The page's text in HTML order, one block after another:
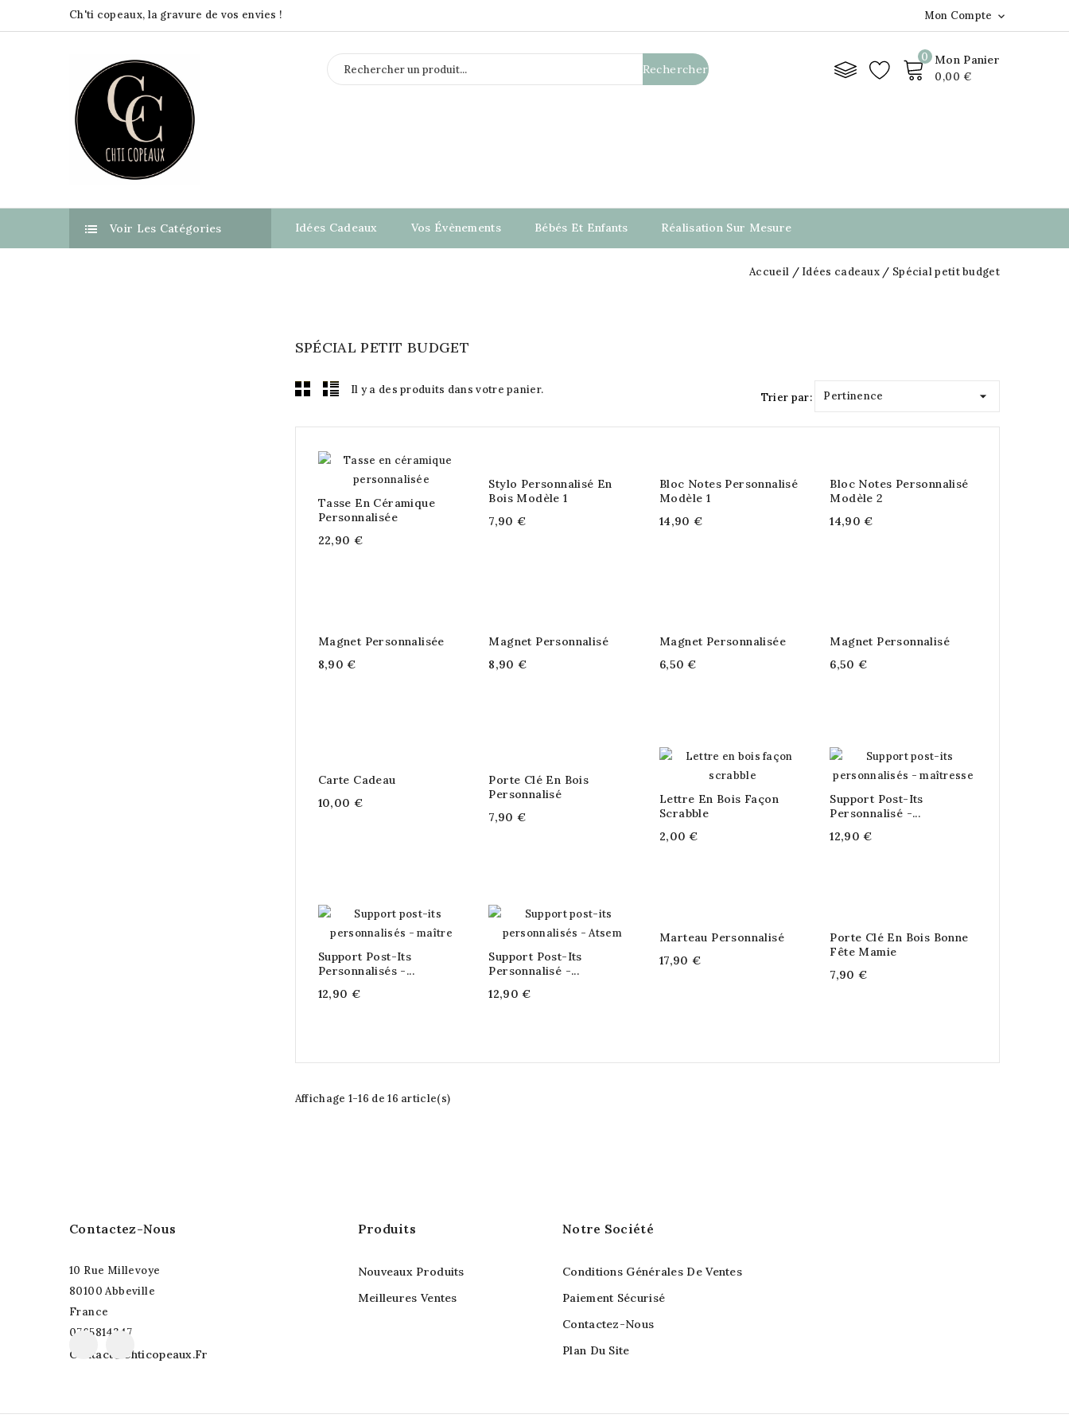
Ch'ti copeaux, la gravure de vos envies ! Mon Compte 
0 Mon Panier
0,00 €
Rechercher
 Voir Les Catégories Idées Cadeaux Vos Évènements Bébés Et Enfants Réalisation Sur Mesure
Accueil Idées cadeaux Spécial petit budget
SPÉCIAL PETIT BUDGET
Il y a des produits dans votre panier.
Trier par: Pertinence 
Tasse En Céramique
Personnalisée
22,90 €
Stylo Personnalisé En
Bois Modèle 1
7,90 €
Bloc Notes Personnalisé
Modèle 1
14,90 €
Bloc Notes Personnalisé
Modèle 2
14,90 €
Magnet Personnalisée
8,90 €
Magnet Personnalisé
8,90 €
Magnet Personnalisée
6,50 €
Magnet Personnalisé
6,50 €
Carte Cadeau
10,00 €
Porte Clé En Bois
Personnalisé
7,90 €
Lettre En Bois Façon
Scrabble
2,00 €
Support Post-Its
Personnalisé -...
12,90 €
Support Post-Its
Personnalisés -...
12,90 €
Support Post-Its
Personnalisé -...
12,90 €
Marteau Personnalisé
17,90 €
Porte Clé En Bois Bonne
Fête Mamie
7,90 €
Affichage 1-16 de 16 article(s)
Contactez-Nous
10 Rue Millevoye
80100 Abbeville
France
0765814347
Contact@chticopeaux.fr
Produits
Nouveaux Produits
Meilleures Ventes
Notre Société
Conditions Générales De Ventes
Paiement Sécurisé
Contactez-Nous
Plan Du Site